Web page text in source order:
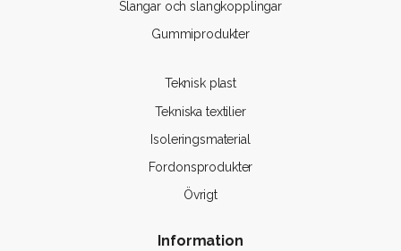
Slangar och slangkopplingar
Gummiprodukter
Teknisk plast
Tekniska textilier
Isoleringsmaterial
Fordonsprodukter
Övrigt
Information